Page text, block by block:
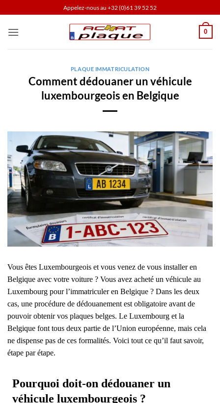
au
contenu
Appelez-nous au +32 (0)61 39 52 52
0
PLAQUE IMMATRICULATION
Comment dédouaner un véhicule
luxembourgeois en Belgique
Vous êtes Luxembourgeois et vous venez de vous installer en
Belgique avec votre voiture ? Vous avez acheté un véhicule au
Luxembourg pour l’immatriculer en Belgique ? Dans les deux
cas, une procédure de dédouanement est obligatoire avant de
pouvoir obtenir vos plaques belges. Le Luxembourg et la
Belgique font tous deux partie de l’Union européenne, mais cela
ne dispense pas de ces formalités. Voici tout ce qu’il faut savoir,
étape par étape.
Pourquoi doit-on dédouaner un
véhicule luxembourgeois ?